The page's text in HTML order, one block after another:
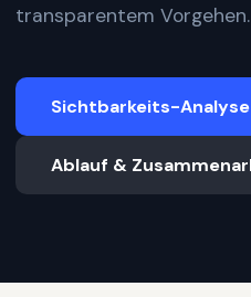
transparentem Vorgehen.
Sichtbarkeits-
Ablauf &